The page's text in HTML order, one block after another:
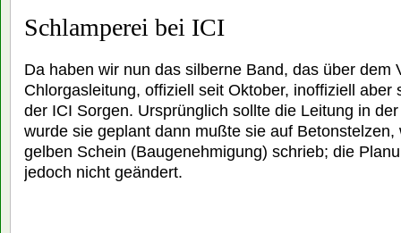
Schlamperei bei ICI
Da haben wir nun das silberne Band, das über dem
Chlorgasleitung, offiziell seit Oktober, inoffiziell aber
der ICI Sorgen. Ursprünglich sollte die Leitung in
wurde sie geplant dann mußte sie auf
gelben Schein (Baugenehmigung) schrieb; die
jedoch nicht geändert.